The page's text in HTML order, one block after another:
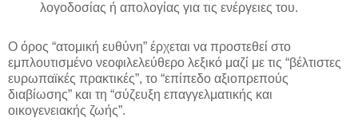
λογοδοσίας ή απολογίας για τις ενέργειες του.
Ο όρος “ατομική ευθύνη” έρχεται να προστεθεί στο
εμπλουτισμένο νεοφιλελεύθερο λεξικό μαζί με τις “βέλτιστες
ευρωπαϊκές πρακτικές”, το “επίπεδο αξιοπρεπούς
διαβίωσης” και τη “σύζευξη επαγγελματικής και
οικογενειακής ζωής”.